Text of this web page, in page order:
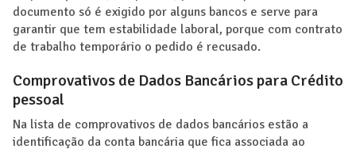
documento só é exigido por alguns bancos e serve para
garantir que tem estabilidade laboral, porque com contrato
de trabalho temporário o pedido é recusado.
Comprovativos de Dados Bancários para Crédito
pessoal
Na lista de comprovativos de dados bancários estão a
identificação da conta bancária que fica associada ao